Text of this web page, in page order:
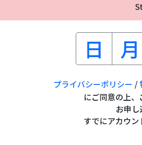
日 月
プライバシーポリシー /
にご同意の上、
お申し
すでにアカウン